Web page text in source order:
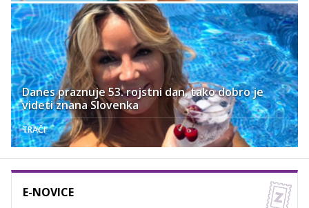
Danes praznuje 53. rojstni dan, tako dobro je
videti znana Slovenka
TRAČI
E-NOVICE